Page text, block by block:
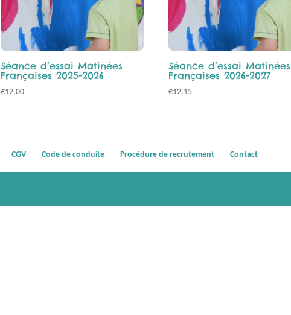
Séance d’essai Matinées
Françaises 2025-2026
€12,00
Séance d’essai Matinées
Françaises 2026-2027
€12,15
CGV Code de conduite Procédure de recrutement Contact